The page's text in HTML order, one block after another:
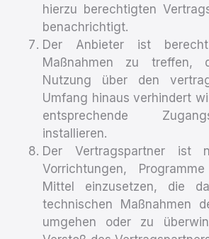
hierzu berechtigten
benachrichtigt.
Der Anbieter ist
Maßnahmen zu treffen,
Nutzung über den
Umfang hinaus verhindert
entsprechende
installieren.
Der Vertragspartner ist
Vorrichtungen,
Mittel einzusetzen, die
technischen Maßnahmen
umgehen oder zu